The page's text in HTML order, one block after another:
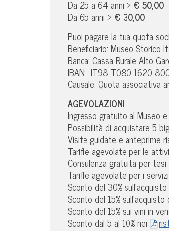
Da 25 a 64 anni > € 50,00
Da 65 anni > € 30,00
Puoi pagare la tua quota
Beneficiario: Museo Storico
Banca: Cassa Rurale Alto
IBAN: IT98 T080 1620
Causale: Quota associativa
AGEVOLAZIONI
Ingresso gratuito al Museo
Possibilità di acquistare 5
Visite guidate e anteprime
Tariffe agevolate per le
Consulenza gratuita per
Tariffe agevolate per i
Sconto del 30%
Sconto del 15%
Sconto del 15% sui vini in
Sconto dal 5 al 10% nei